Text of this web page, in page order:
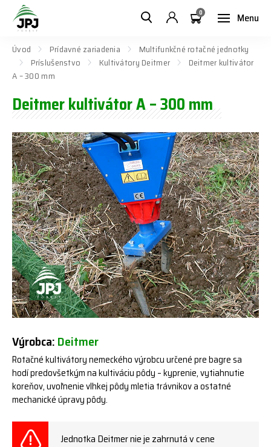
Menu
0
Úvod Prídavné zariadenia
Multifunkčné rotačné jednotky
Príslušenstvo
Kultivátory Deitmer
Deitmer kultivátor
A – 300 mm
Deitmer kultivátor A – 300 mm
Výrobca:Deitmer
Rotačné kultivátory nemeckého výrobcu určené pre bagre sa
hodí predovšetkým na kultiváciu pôdy – kyprenie, vytiahnutie
koreňov, uvoľnenie vlhkej pôdy mletia trávnikov a ostatné
mechanické úpravy pôdy.
Jednotka Deitmer nie je zahrnutá v cene